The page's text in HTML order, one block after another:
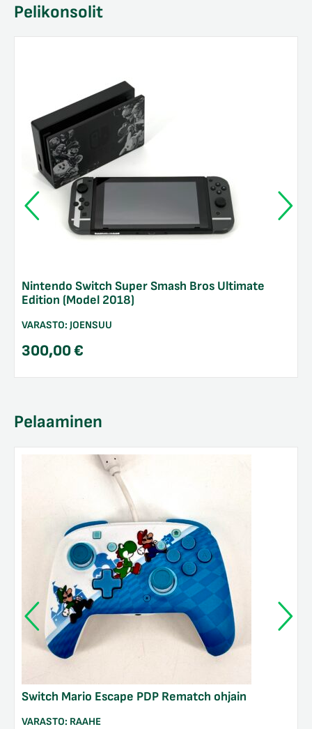
Pelikonsolit
Nintendo Switch Super Smash Bros Ultimate
Edition (Model 2018)
VARASTO: JOENSUU
300,00€
Pelaaminen
Switch Mario Escape PDP Rematch ohjain
VARASTO: RAAHE